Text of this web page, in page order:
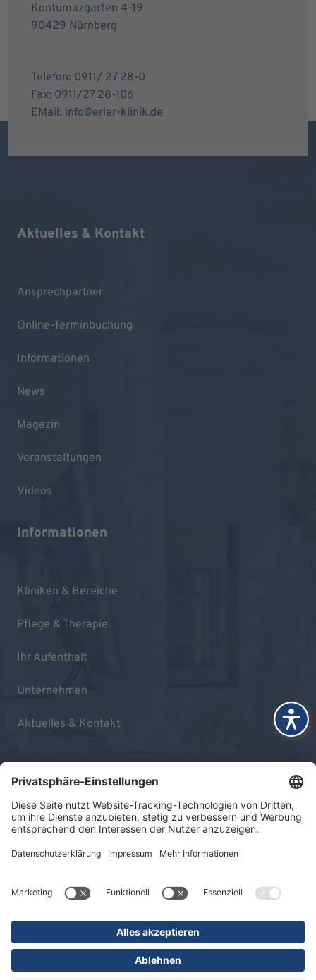
Kontumazgarten 4-19
90429 Nürnberg
Telefon: 0911/ 27 28-0
Fax: 0911/27 28-106
EMail: info@erler-klinik.de
Aktuelles & Kontakt
Ansprechpartner
Online-Terminbuchung
Informationen
News
Magazin
Veranstaltungen
Videos
Informationen
Kliniken & Bereiche
Pflege & Therapie
Ihr Aufenthalt
Unternehmen
Aktuelles & Kontakt
Impressum